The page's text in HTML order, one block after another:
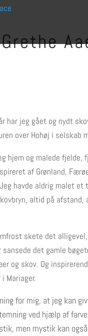
har jeg gået og nydt
over Hohøj i selskab
hjem og malede fjelde,
af Grønland,
havde aldrig malet
altid på afstand,
skete det
sansede det gamle
og skov. Og
Mariager.
for mig, at jeg kan
ved hjælp af
men mystik kan